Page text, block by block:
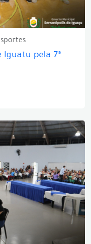
Iguatu pela 7ª